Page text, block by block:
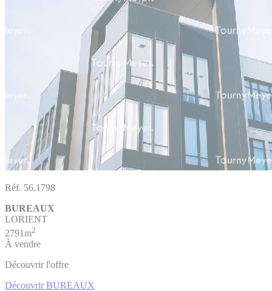
Réf. 56.1798
BUREAUX
LORIENT
2791m2
À vendre
Découvrir l'offre
Découvrir BUREAUX